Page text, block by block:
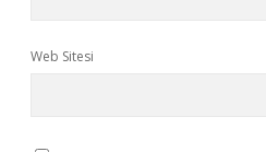
Web Sitesi